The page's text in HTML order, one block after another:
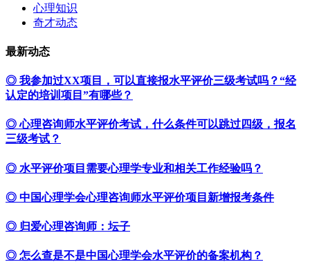
心理知识
奇才动态
最新动态
◎ 我参加过XX项目，可以直接报水平评价三级考试吗？“经
认定的培训项目”有哪些？
◎ 心理咨询师水平评价考试，什么条件可以跳过四级，报名
三级考试？
◎ 水平评价项目需要心理学专业和相关工作经验吗？
◎ 中国心理学会心理咨询师水平评价项目新增报考条件
◎ 归爱心理咨询师：坛子
◎ 怎么查是不是中国心理学会水平评价的备案机构？